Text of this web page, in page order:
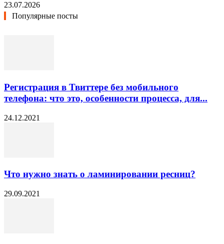
23.07.2026
Популярные посты
Регистрация в Твиттере без мобильного
телефона: что это, особенности процесса, для...
24.12.2021
Что нужно знать о ламинировании ресниц?
29.09.2021